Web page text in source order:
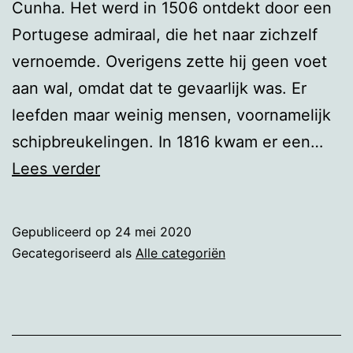
Cunha. Het werd in 1506 ontdekt door een
Portugese admiraal, die het naar zichzelf
vernoemde. Overigens zette hij geen voet
aan wal, omdat dat te gevaarlijk was. Er
leefden maar weinig mensen, voornamelijk
schipbreukelingen. In 1816 kwam er een…
Lees verderPotatoes
Gepubliceerd op 24 mei 2020
Gecategoriseerd als Alle categoriën